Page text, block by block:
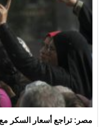
مصر: تراجع أسعار السكر